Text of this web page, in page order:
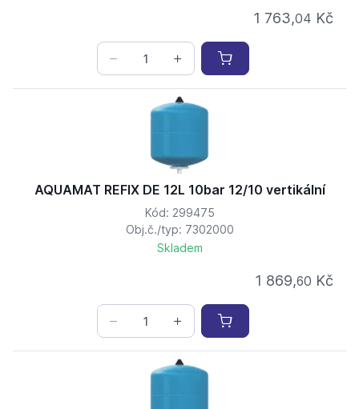
1 763,04 Kč
AQUAMAT REFIX DE 12L 10bar 12/10 vertikální
Kód: 299475
Obj.č./typ: 7302000
Skladem
1 869,60 Kč